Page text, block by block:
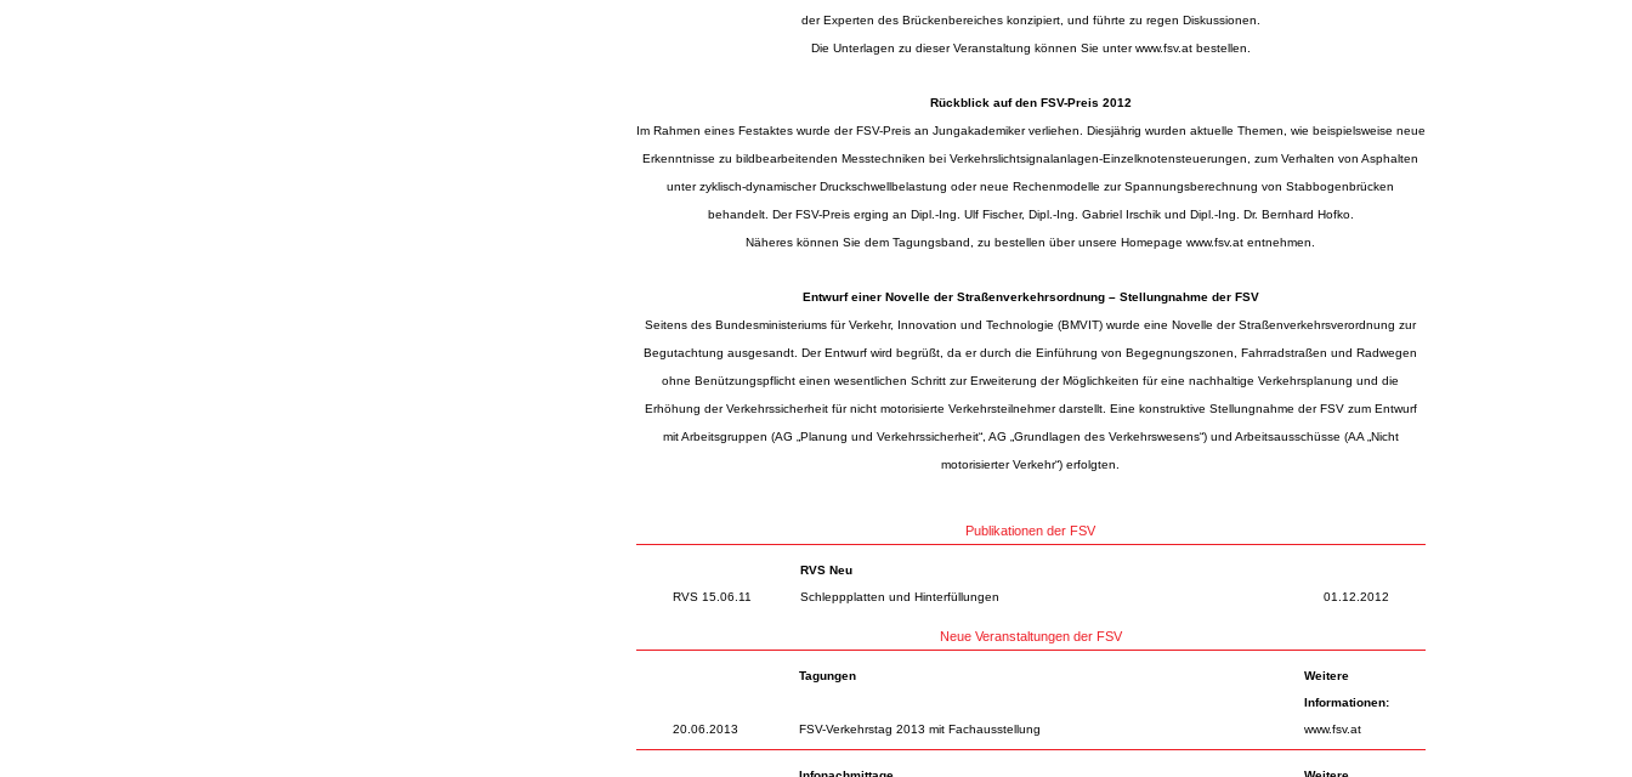
der Experten des Brückenbereiches konzipiert, und führte zu regen Diskussionen.
Die Unterlagen zu dieser Veranstaltung können Sie unterwww.fsv.atbestellen.
Rückblick auf den FSV-Preis 2012
Im Rahmen eines Festaktes wurde der FSV-Preis an Jungakademiker verliehen. Diesjährig wurden aktuelle Themen, wie beispielsweise neue
Erkenntnisse zu bildbearbeitenden Messtechniken bei Verkehrslichtsignalanlagen-Einzelknotensteuerungen, zum Verhalten von Asphalten
unter zyklisch-dynamischer Druckschwellbelastung oder neue Rechenmodelle zur Spannungsberechnung von Stabbogenbrücken
behandelt. Der FSV-Preis erging an Dipl.-Ing. Ulf Fischer, Dipl.-Ing. Gabriel Irschik und Dipl.-Ing. Dr. Bernhard Hofko.
Näheres können Sie dem Tagungsband, zu bestellen über unsere Homepagewww.fsv.at entnehmen.
Entwurf einer Novelle der Straßenverkehrsordnung – Stellungnahme der FSV
Seitens des Bundesministeriums für Verkehr, Innovation und Technologie (BMVIT) wurde eine Novelle der Straßenverkehrsverordnung zur
Begutachtung ausgesandt. Der Entwurf wird begrüßt, da er durch die Einführung von Begegnungszonen, Fahrradstraßen und Radwegen
ohne Benützungspflicht einen wesentlichen Schritt zur Erweiterung der Möglichkeiten für eine nachhaltige Verkehrsplanung und die
Erhöhung der Verkehrssicherheit für nicht motorisierte Verkehrsteilnehmer darstellt. Eine konstruktive Stellungnahme der FSV zum Entwurf
mit Arbeitsgruppen (AG „Planung und Verkehrssicherheit“, AG „Grundlagen des Verkehrswesens“) und Arbeitsausschüsse (AA „Nicht
motorisierter Verkehr“) erfolgten.
Publikationen der FSV
RVS Neu
RVS 15.06.11
Schleppplatten und Hinterfüllungen 01.12.2012
Neue Veranstaltungen der FSV
Tagungen
Weitere
Informationen:
20.06.2013
FSV-Verkehrstag 2013 mit Fachausstellung www.fsv.at